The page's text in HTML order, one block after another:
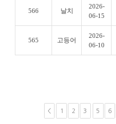
566 날치
2026-
06-15
565 고등어
2026-
06-10
< 1 2 3 5 6